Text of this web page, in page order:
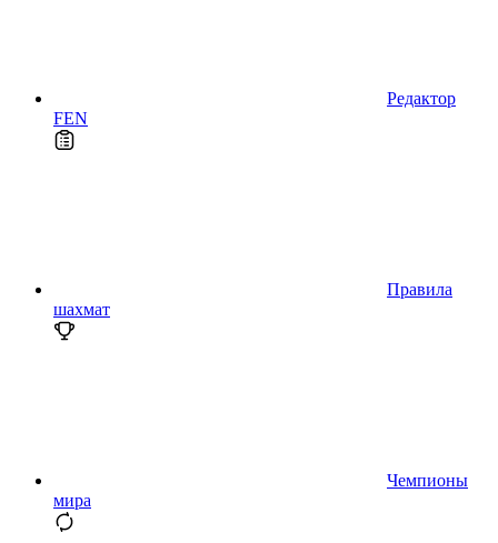
Редактор
FEN
Правила
шахмат
Чемпионы
мира